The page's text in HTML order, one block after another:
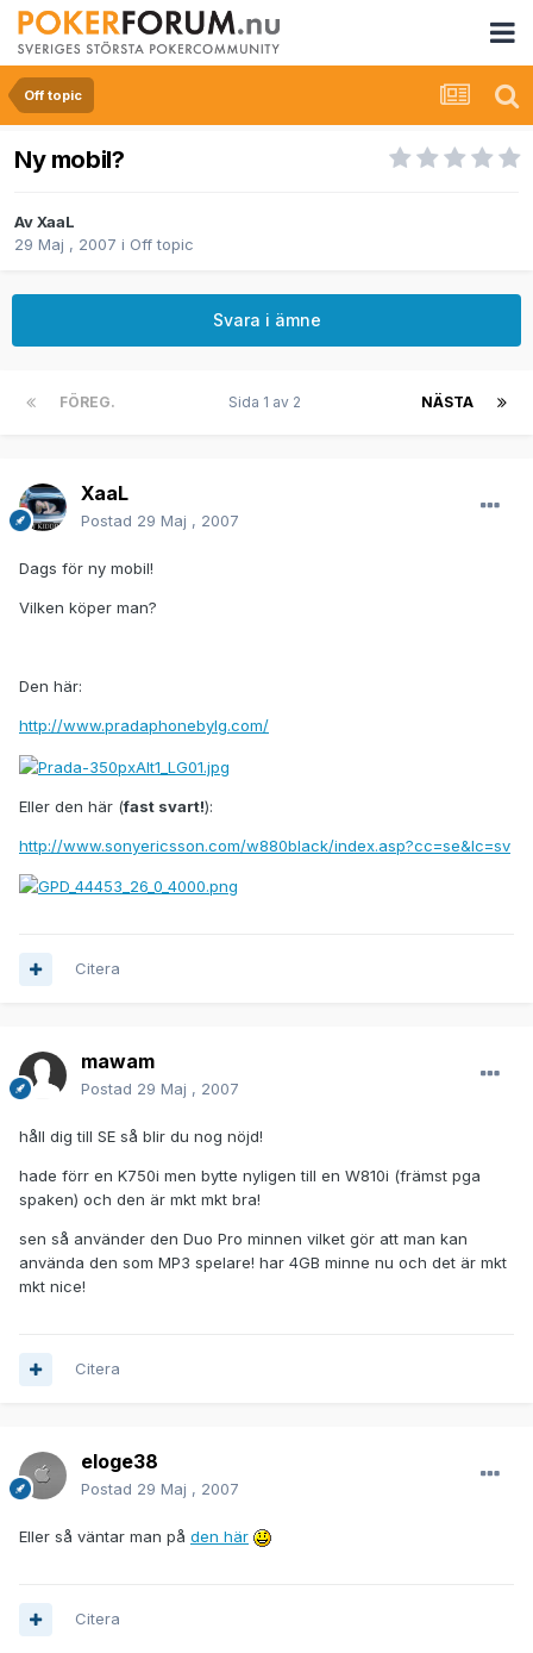
Off topic
Ny mobil?
AvXaaL
29 Maj , 2007 i Off topic
Svara i ämne
FÖREG. NÄSTA
Sida 1 av 2
XaaL
Postad 29 Maj , 2007
Dags för ny mobil!
Vilken köper man?
Den här:
http://www.pradaphonebylg.com/
Eller den här (fast svart!):
http://www.sonyericsson.com/w880black/index.asp?cc=se&lc=sv
Citera
mawam
Postad 29 Maj , 2007
håll dig till SE så blir du nog nöjd!
hade förr en K750i men bytte nyligen till en W810i (främst pga
spaken) och den är mkt mkt bra!
sen så använder den Duo Pro minnen vilket gör att man kan
använda den som MP3 spelare! har 4GB minne nu och det är mkt
mkt nice!
Citera
eloge38
Postad 29 Maj , 2007
Eller så väntar man på den här
Citera